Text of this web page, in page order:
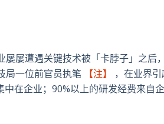
屡遭遇关键技术被「卡脖子」之后
局一位前官员执笔
【注】
，在业界
在企业；90%以上的研发经费来自企